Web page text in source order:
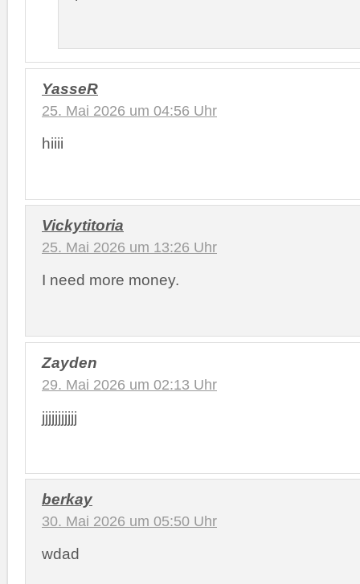
YasseR
25. Mai 2026 um 04:56 Uhr
hiiii
Vickytitoria
25. Mai 2026 um 13:26 Uhr
I need more money.
Zayden
29. Mai 2026 um 02:13 Uhr
jjjjjjjjjjj
berkay
30. Mai 2026 um 05:50 Uhr
wdad